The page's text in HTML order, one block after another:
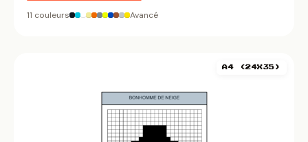
11 couleurs Avancé
A4 (24X35)